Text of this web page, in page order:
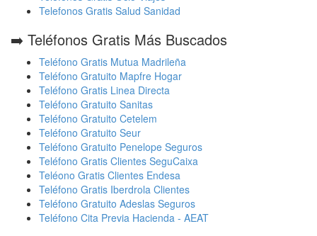
Telefonos Gratis Salud Sanidad
➡️ Teléfonos Gratis Más Buscados
Teléfono Gratis Mutua Madrileña
Teléfono Gratuito Mapfre Hogar
Teléfono Gratis Linea Directa
Teléfono Gratuito Sanitas
Teléfono Gratuito Cetelem
Teléfono Gratuito Seur
Teléfono Gratuito Penelope Seguros
Teléfono Gratis Clientes SeguCaixa
Teléono Gratis Clientes Endesa
Teléfono Gratis Iberdrola Clientes
Teléfono Gratuito Adeslas Seguros
Teléfono Cita Previa Hacienda - AEAT